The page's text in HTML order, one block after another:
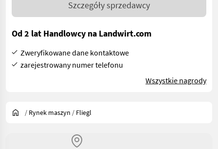
Szczegóły sprzedawcy
Od 2 lat Handlowcy na Landwirt.com
Zweryfikowane dane kontaktowe
zarejestrowany numer telefonu
Wszystkie nagrody
/ Rynek maszyn / Fliegl